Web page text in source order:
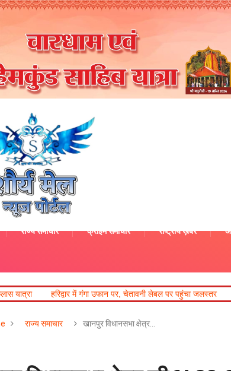
राज्य समाचार क्राइम समाचार राष्ट्रीय ख़बरें
उफान पर, चेतावनी लेबल पर पहुंचा जलस्तर उत्तराखंड में भारी बारिश
राज्य समाचार खानपुर विधानसभा क्षेत्र…